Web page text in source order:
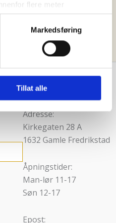
flere meter
hvordan de skal brukes.
mediefunksjoner og for å
partnerne våre innen
du har gjort tilgjengelig for
Markedsføring
Tillat alle
Kontaktinfo
Adresse:
Kirkegaten 28 A
1632 Gamle Fredrikstad
Åpningstider:
Man-lør 11-17
Søn 12-17
Epost: